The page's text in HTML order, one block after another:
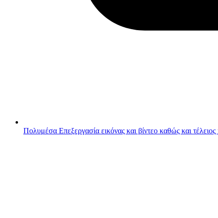
Πολυμέσα Επεξεργασία εικόνας και βίντεο καθώς και τέλειος